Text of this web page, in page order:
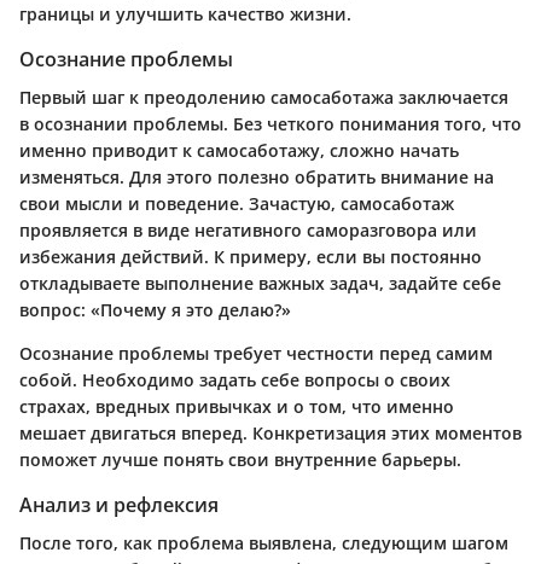
границы и улучшить качество жизни.
Осознание проблемы
Первый шаг к преодолению самосаботажа заключается
в осознании проблемы. Без четкого понимания того, что
именно приводит к самосаботажу, сложно начать
изменяться. Для этого полезно обратить внимание на
свои мысли и поведение. Зачастую, самосаботаж
проявляется в виде негативного саморазговора или
избежания действий. К примеру, если вы постоянно
откладываете выполнение важных задач, задайте себе
вопрос: «Почему я это делаю?»
Осознание проблемы требует честности перед самим
собой. Необходимо задать себе вопросы о своих
страхах, вредных привычках и о том, что именно
мешает двигаться вперед. Конкретизация этих моментов
поможет лучше понять свои внутренние барьеры.
Анализ и рефлексия
После того, как проблема выявлена, следующим шагом